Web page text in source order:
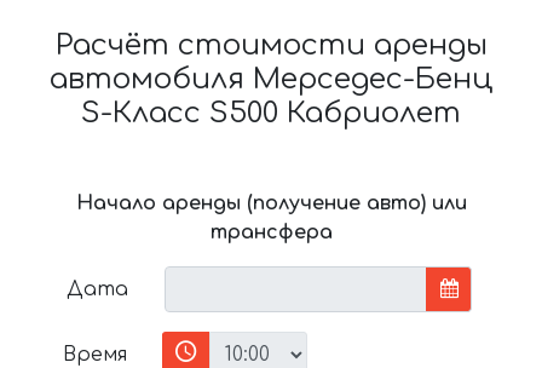
Расчёт стоимости аренды
автомобиля Мерседес-Бенц
S-Класс S500 Кабриолет
Начало аренды (получение авто) или
трансфера
Дата
Время